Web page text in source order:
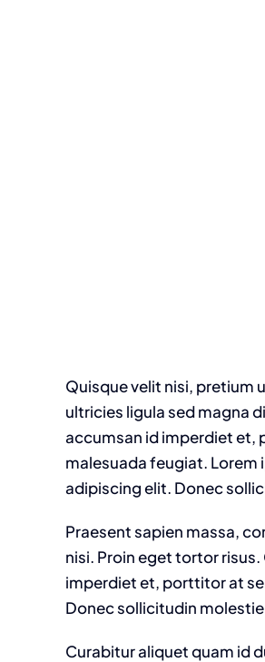
Quisque velit nisi, pretium
ultricies ligula sed magna
accumsan id imperdiet et,
malesuada feugiat.
adipiscing elit. Donec
Praesent sapien massa,
nisi. Proin eget tortor
imperdiet et, porttitor at
Donec sollicitudin
Curabitur aliquet quam id